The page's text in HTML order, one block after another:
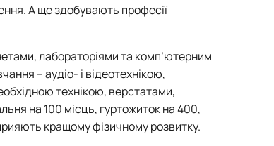
А ще здобувають професії
лабораторіями та комп’ютерним
– аудіо- і відеотехнікою,
технікою, верстатами,
на 100 місць, гуртожиток на 400,
кращому фізичному розвитку.